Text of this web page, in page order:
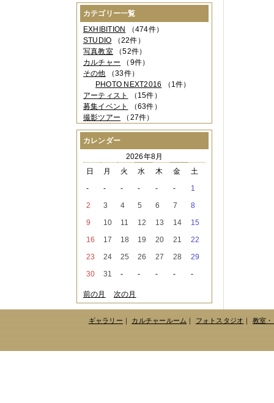
2022年09月（2件）
2022年08月
（3件）
2022年07月（3件）
2022年05月（4件）
2022年04月（2件）
2022年03月
（5件）
2022年02月（3件）
2022年01月（3件）
2021年12月（2件）
2021年11月（3件）
2021年10月
（1件）
2021年08月
2021年07月（1件）
（3件）
2021年05月（2件）
2021年02月 （1件）
2020年12月（3件）
2020年11月 （6件）
2020年09月（5件）
2020年08月
2020年06月（2件）
2020年04月（4件）
2020年03月（9件）
2020年02月（3件）
2020年01月（5件）
2019年12月（3件）
カテゴリー一覧
EXHIBITION （474件）
STUDIO （22件）
写真教室（52件）
カルチャー （9件）
その他 （33件）
PHOTO NEXT2016 （1件）
アーティスト
（15件）
募集イベント
（63件）
撮影ツアー （27件）
カレンダー
2026年8月
日
月 火 水 木 金
土
-
- - - - -
1
2
3 4 5 6 7
8
9
10 11 12 13 14
15
16
17 18 19 20 21
22
23
24 25 26 27 28
29
30
31 - - - - -
前の月 次の月
ギャラリー｜ カルチャールーム｜ フォトスタジオ｜ 教室